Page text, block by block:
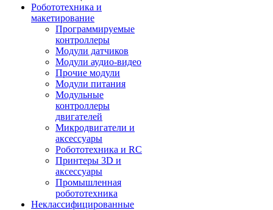
Робототехника и
макетирование
Программируемые
контроллеры
Модули датчиков
Модули аудио-видео
Прочие модули
Модули питания
Модульные
контроллеры
двигателей
Микродвигатели и
аксессуары
Робототехника и RC
Принтеры 3D и
аксессуары
Промышленная
робототехника
Неклассифицированные